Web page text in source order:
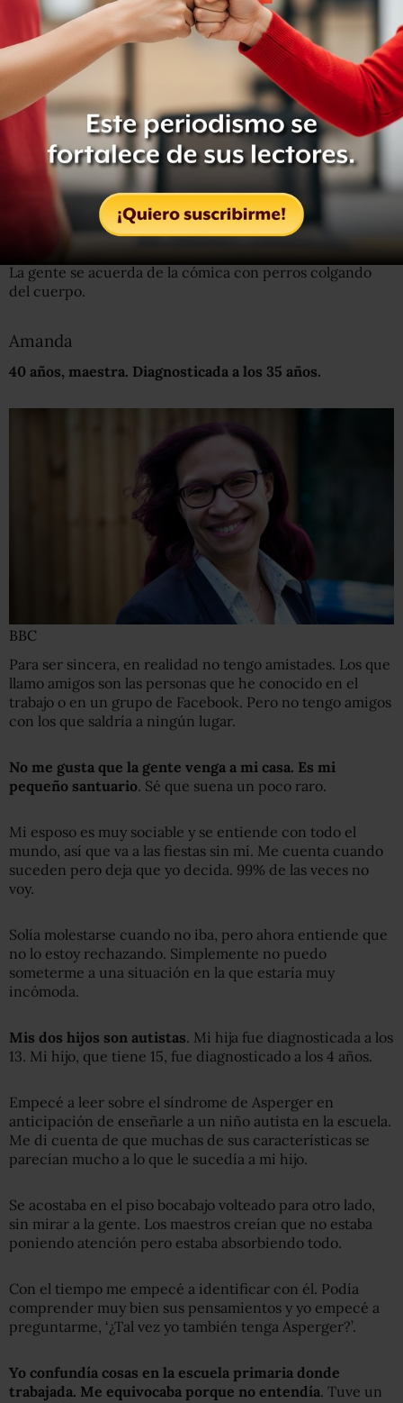
decir esto o lo otro.
Llevo mis perros al escenario
. Me proporcionan más
material cómico.
El emotivo momento en que un niño con autismo
logra por primera vez en su vida dar un abrazo y fue a
un perro
También me siento más calmada al acariciarlos cuando
presento mi función.
La gente se acuerda de la cómica con perros colgando
del cuerpo.
Amanda
40 años, maestra. Diagnosticada a los 35 años.
BBC
Para ser sincera, en realidad no tengo amistades. Los que
llamo amigos son las personas que he conocido en el
trabajo o en un grupo de Facebook. Pero no tengo amigos
con los que saldría a ningún lugar.
No me gusta que la gente venga a mi casa. Es mi
pequeño santuario. Sé que suena un poco raro.
Mi esposo es muy sociable y se entiende con todo el
mundo, así que va a las fiestas sin mí. Me cuenta cuando
suceden pero deja que yo decida. 99% de las veces no
voy.
Solía molestarse cuando no iba, pero ahora entiende que
no lo estoy rechazando. Simplemente no puedo
someterme a una situación en la que estaría muy
incómoda.
Mis dos hijos son autistas. Mi hija fue diagnosticada a los
13. Mi hijo, que tiene 15, fue diagnosticado a los 4 años.
Empecé a leer sobre el síndrome de Asperger en
anticipación de enseñarle a un niño autista en la escuela.
Me di cuenta de que muchas de sus características se
parecían mucho a lo que le sucedía a mi hijo.
Se acostaba en el piso bocabajo volteado para otro lado,
sin mirar a la gente. Los maestros creían que no estaba
poniendo atención pero estaba absorbiendo todo.
Con el tiempo me empecé a identificar con él. Podía
comprender muy bien sus pensamientos y yo empecé a
preguntarme, ‘¿Tal vez yo también tenga Asperger?’.
Yo confundía cosas en la escuela primaria donde
trabajada. Me equivocaba porque no entendía. Tuve un